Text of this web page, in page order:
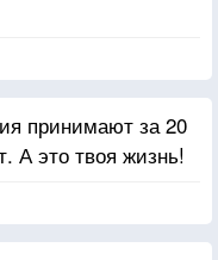
принимают за 20
А это твоя жизнь!